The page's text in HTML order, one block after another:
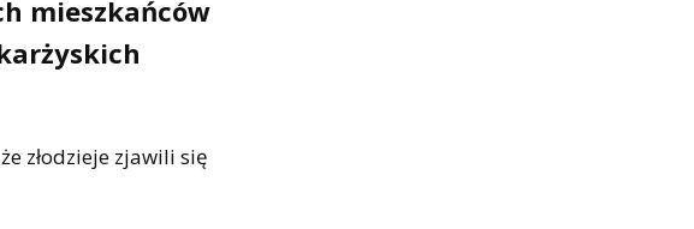
mieszkańców
złodzieje zjawili się